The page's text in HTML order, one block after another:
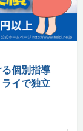
る個別指導
イで独立